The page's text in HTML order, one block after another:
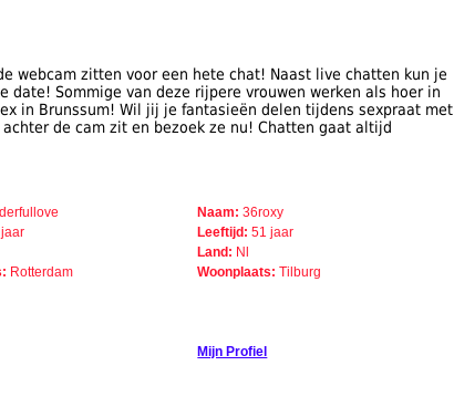
webcam zitten voor een hete chat! Naast live chatten kun je
Sommige van deze rijpere vrouwen werken als hoer in
in Brunssum! Wil jij je fantasieën delen tijdens sexpraat met
de cam zit en bezoek ze nu! Chatten gaat altijd
Rotterdam
Naam: 36roxy
Leeftijd: 51 jaar
Land: Nl
Woonplaats: Tilburg
Mijn Profiel